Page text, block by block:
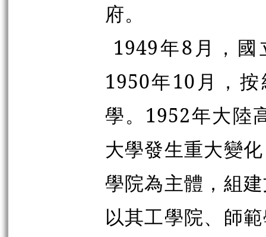
府。
1949年8月，
1950年10月，
學。1952年大陸
大學發生重大變
學院為主體，組
以其工學院、師